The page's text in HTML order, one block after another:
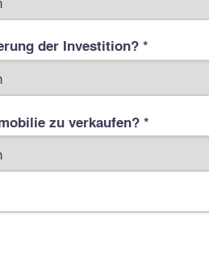
der Investition? *
zu verkaufen? *